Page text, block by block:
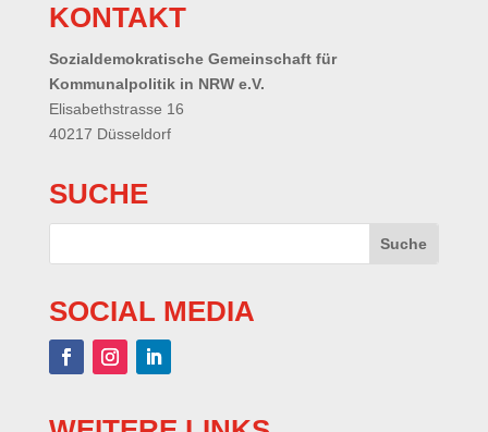
KONTAKT
Sozialdemokratische Gemeinschaft für
Kommunalpolitik in NRW e.V.
Elisabethstrasse 16
40217 Düsseldorf
SUCHE
SOCIAL MEDIA